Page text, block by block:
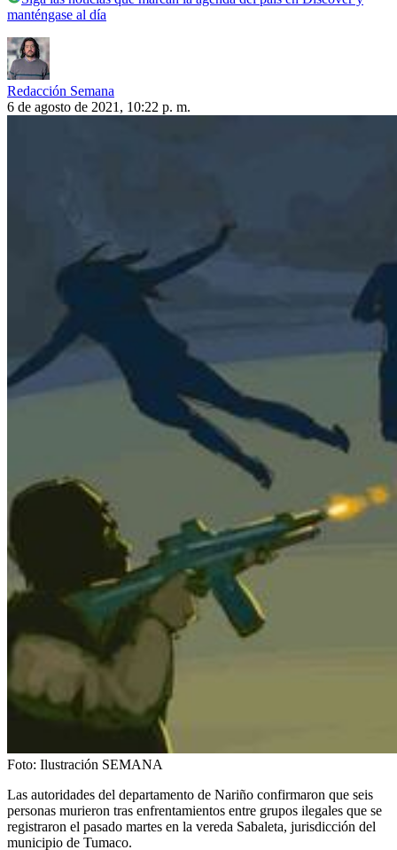
manténgase al día
Redacción Semana
6 de agosto de 2021, 10:22 p. m.
Foto: Ilustración SEMANA
Las autoridades del departamento de Nariño confirmaron que seis
personas murieron tras enfrentamientos entre grupos ilegales que se
registraron el pasado martes en la vereda Sabaleta, jurisdicción del
municipio de Tumaco.